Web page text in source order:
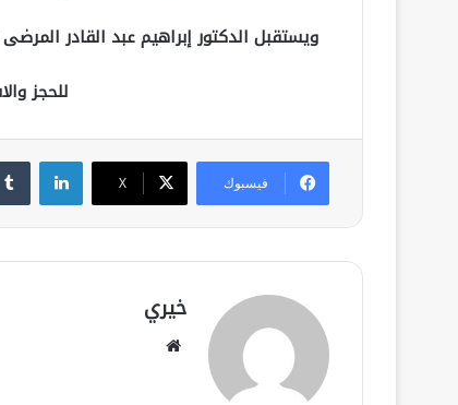
ويستقبل الدكتور إبراهيم عبد القادر
للحجز
فيسبوك ‫X
خيري